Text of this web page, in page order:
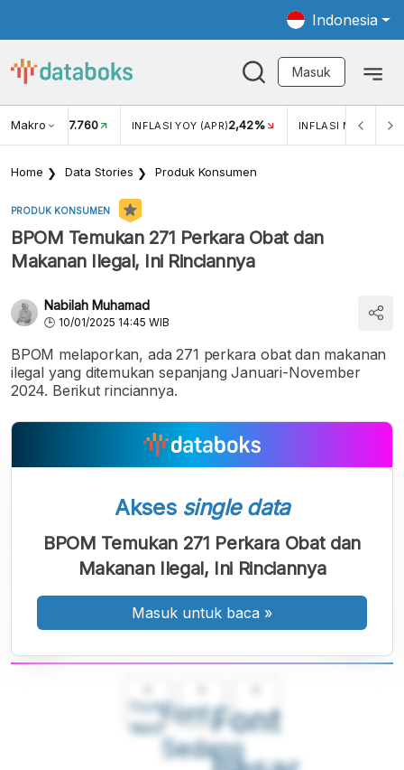
Indonesia
Masuk
Makro
USD/IDR 17.760 INFLASI YOY (APR)2,42% INFLASI MOM (APR)
Home Data Stories Produk Konsumen
PRODUK KONSUMEN
BPOM Temukan 271 Perkara Obat dan
Makanan Ilegal, Ini Rinciannya
Nabilah Muhamad
10/01/2025 14:45 WIB
BPOM melaporkan, ada 271 perkara obat dan makanan
ilegal yang ditemukan sepanjang Januari-November
2024. Berikut rinciannya.
Font
Kecil
Font
Sedang
Font
Akses single data
BPOM Temukan 271 Perkara Obat dan
Makanan Ilegal, Ini Rinciannya
Masuk untuk baca »